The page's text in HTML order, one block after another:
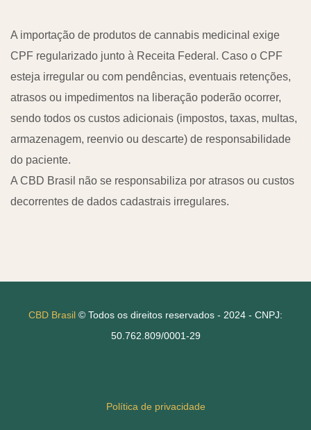
A importação de produtos de cannabis medicinal exige
CPF regularizado junto à Receita Federal. Caso o CPF
esteja irregular ou com pendências, eventuais retenções,
atrasos ou impedimentos na liberação poderão ocorrer,
sendo todos os custos adicionais (impostos, taxas, multas,
armazenagem, reenvio ou descarte) de responsabilidade
do paciente.
A CBD Brasil não se responsabiliza por atrasos ou custos
decorrentes de dados cadastrais irregulares.
CBD Brasil © Todos os direitos reservados - 2024 - CNPJ:
50.762.809/0001-29
Política de privacidade